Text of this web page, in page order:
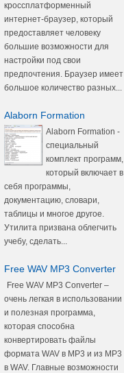
кроссплатформенный
интернет-браузер, который
предоставляет человеку
большие возможности для
настройки под свои
предпочтения. Браузер имеет
большое количество разных...
Alaborn Formation
Alaborn Formation -
специальный
комплект программ,
который включает в
себя программы,
документацию, словари,
таблицы и многое другое.
Утилита призвана облегчить
учебу, сделать...
Free WAV MP3 Converter
Free WAV MP3 Converter –
очень легкая в использовании
и полезная программа,
которая способна
конвертировать файлы
формата WAV в MP3 и из MP3
в WAV. Главные возможности